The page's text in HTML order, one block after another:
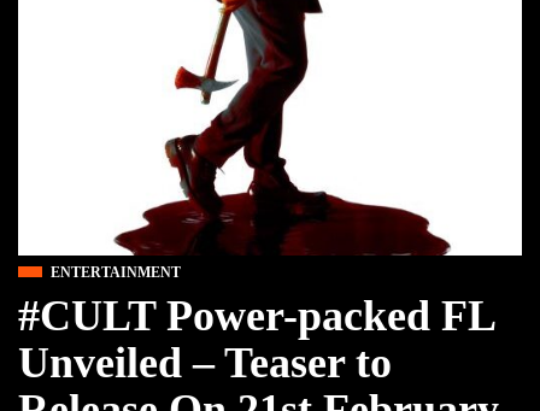
ENTERTAINMENT
#CULT Power-packed FL
Unveiled – Teaser to